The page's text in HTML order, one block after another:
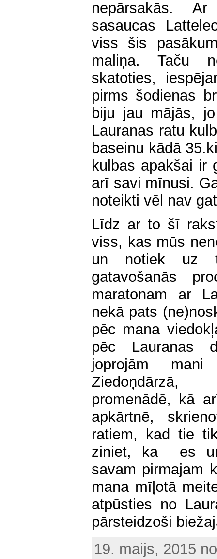
nepārsakās.
sasaucas
viss šis
maliņa. Taču
skatoties,
pirms šodienas
biju jau mājās,
Lauranas ratu
baseinu kādā
kulbas apakšai ir
arī savi mīnusi.
noteikti vēl nav
Līdz ar to šī
viss, kas mūs
un notiek uz
gatavošanās
maratonam ar
nekā pats
pēc mana
pēc Lauranas
joprojām mani
promenādē, kā
apkārtnē,
ratiem, kad tie
ziniet, ka es un
savam pirmajam
mana mīļotā
atpūsties no
pārsteidzoši
19. maijs, 2015